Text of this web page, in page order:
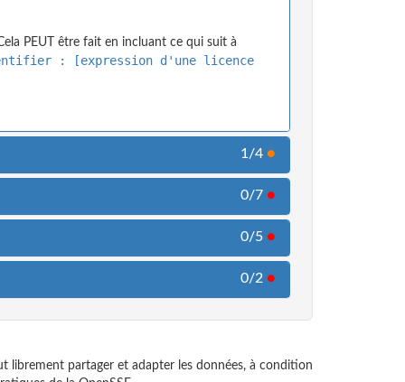
PEUT être fait en incluant ce qui suit à
: [expression d'une licence
1/4 ●
0/7 ●
0/5 ●
0/2 ●
librement partager et adapter les données, à condition